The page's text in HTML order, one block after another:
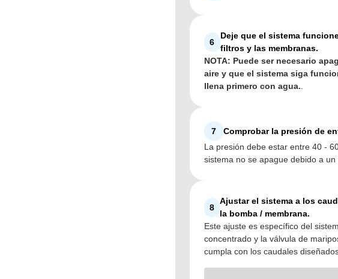
6
Deje que el sistema
filtros y las membranas.
NOTA: Puede ser necesario
aire y que el sistema siga
llena primero con agua.
7
Comprobar la presión de
La presión debe estar entre 40 -
sistema no se apague debido a un
8
Ajustar el sistema a los
la bomba / membrana.
Este ajuste es específico del
concentrado y la válvula de
cumpla con los caudales